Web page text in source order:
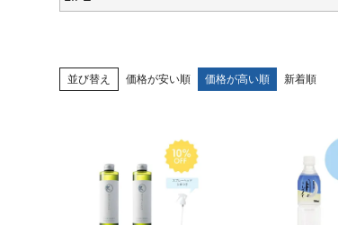
並び替え 価格が安い順 価格が高い順 新着順